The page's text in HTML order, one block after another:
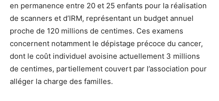
en permanence entre 20 et 25 enfants pour la réalisation
de scanners et d’IRM, représentant un budget annuel
proche de 120 millions de centimes. Ces examens
concernent notamment le dépistage précoce du cancer,
dont le coût individuel avoisine actuellement 3 millions
de centimes, partiellement couvert par l’association pour
alléger la charge des familles.